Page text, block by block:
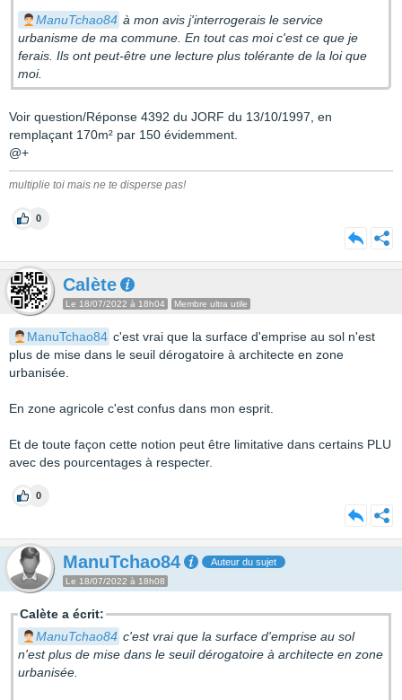
ManuTchao84 à mon avis j'interrogerais le service
urbanisme de ma commune. En tout cas moi c'est ce que je
ferais. Ils ont peut-être une lecture plus tolérante de la loi que
moi.
Voir question/Réponse 4392 du JORF du 13/10/1997, en
remplaçant 170m² par 150 évidemment.
@+
multiplie toi mais ne te disperse pas!
0
Calète
Le 18/07/2022 à 18h04 Membre ultra utile
ManuTchao84 c'est vrai que la surface d'emprise au sol n'est
plus de mise dans le seuil dérogatoire à architecte en zone
urbanisée.
En zone agricole c'est confus dans mon esprit.
Et de toute façon cette notion peut être limitative dans certains PLU
avec des pourcentages à respecter.
0
ManuTchao84 Auteur du sujet
Le 18/07/2022 à 18h08
Calète a écrit:
ManuTchao84 c'est vrai que la surface d'emprise au sol
n'est plus de mise dans le seuil dérogatoire à architecte en zone
urbanisée.